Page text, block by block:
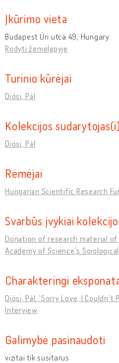
Įkūrimo vieta
Budapest Úri utca 49, Hungary
Rodyti žemėlapyje
Turinio kūrėjai
Diósi, Pál
Kolekcijos sudarytojas(i)
Diósi, Pál
Rėmėjai
Hungarian Scientific Research
Svarbūs įvykiai
Donation of research material of
Academy of Science's
Charakteringi
Diósi, Pál. 'Sorry Love, I Couldn't
Interview
Galimybė pasinaudoti
vizitai tik susitarus